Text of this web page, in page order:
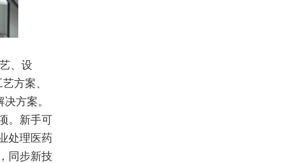
、设
方案、
方案。
。新手可
处理医药
同步新技